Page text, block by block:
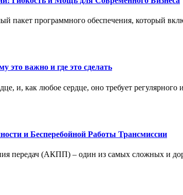
пакет программного обеспечения, который
это важно и где это сделать
и, как любое сердце, оно требует регулярного
и Бесперебойной Работы Трансмиссии
передач (АКПП) – один из самых сложных и